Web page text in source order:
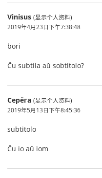
Vinisus (显示个人资料)
2019年4月23日下午7:38:48
bori
Ĉu subtila aŭ sobtitolo?
Серёга (显示个人资料)
2019年5月13日下午8:45:36
subtitolo
Ĉu io aŭ iom